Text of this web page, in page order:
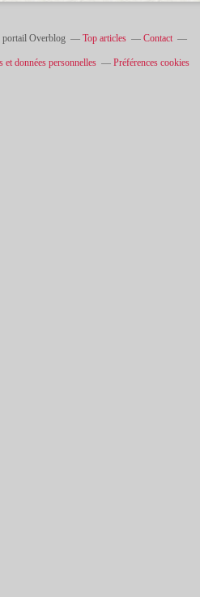
Overblog Top articles Contact
et données personnelles Préférences cookies